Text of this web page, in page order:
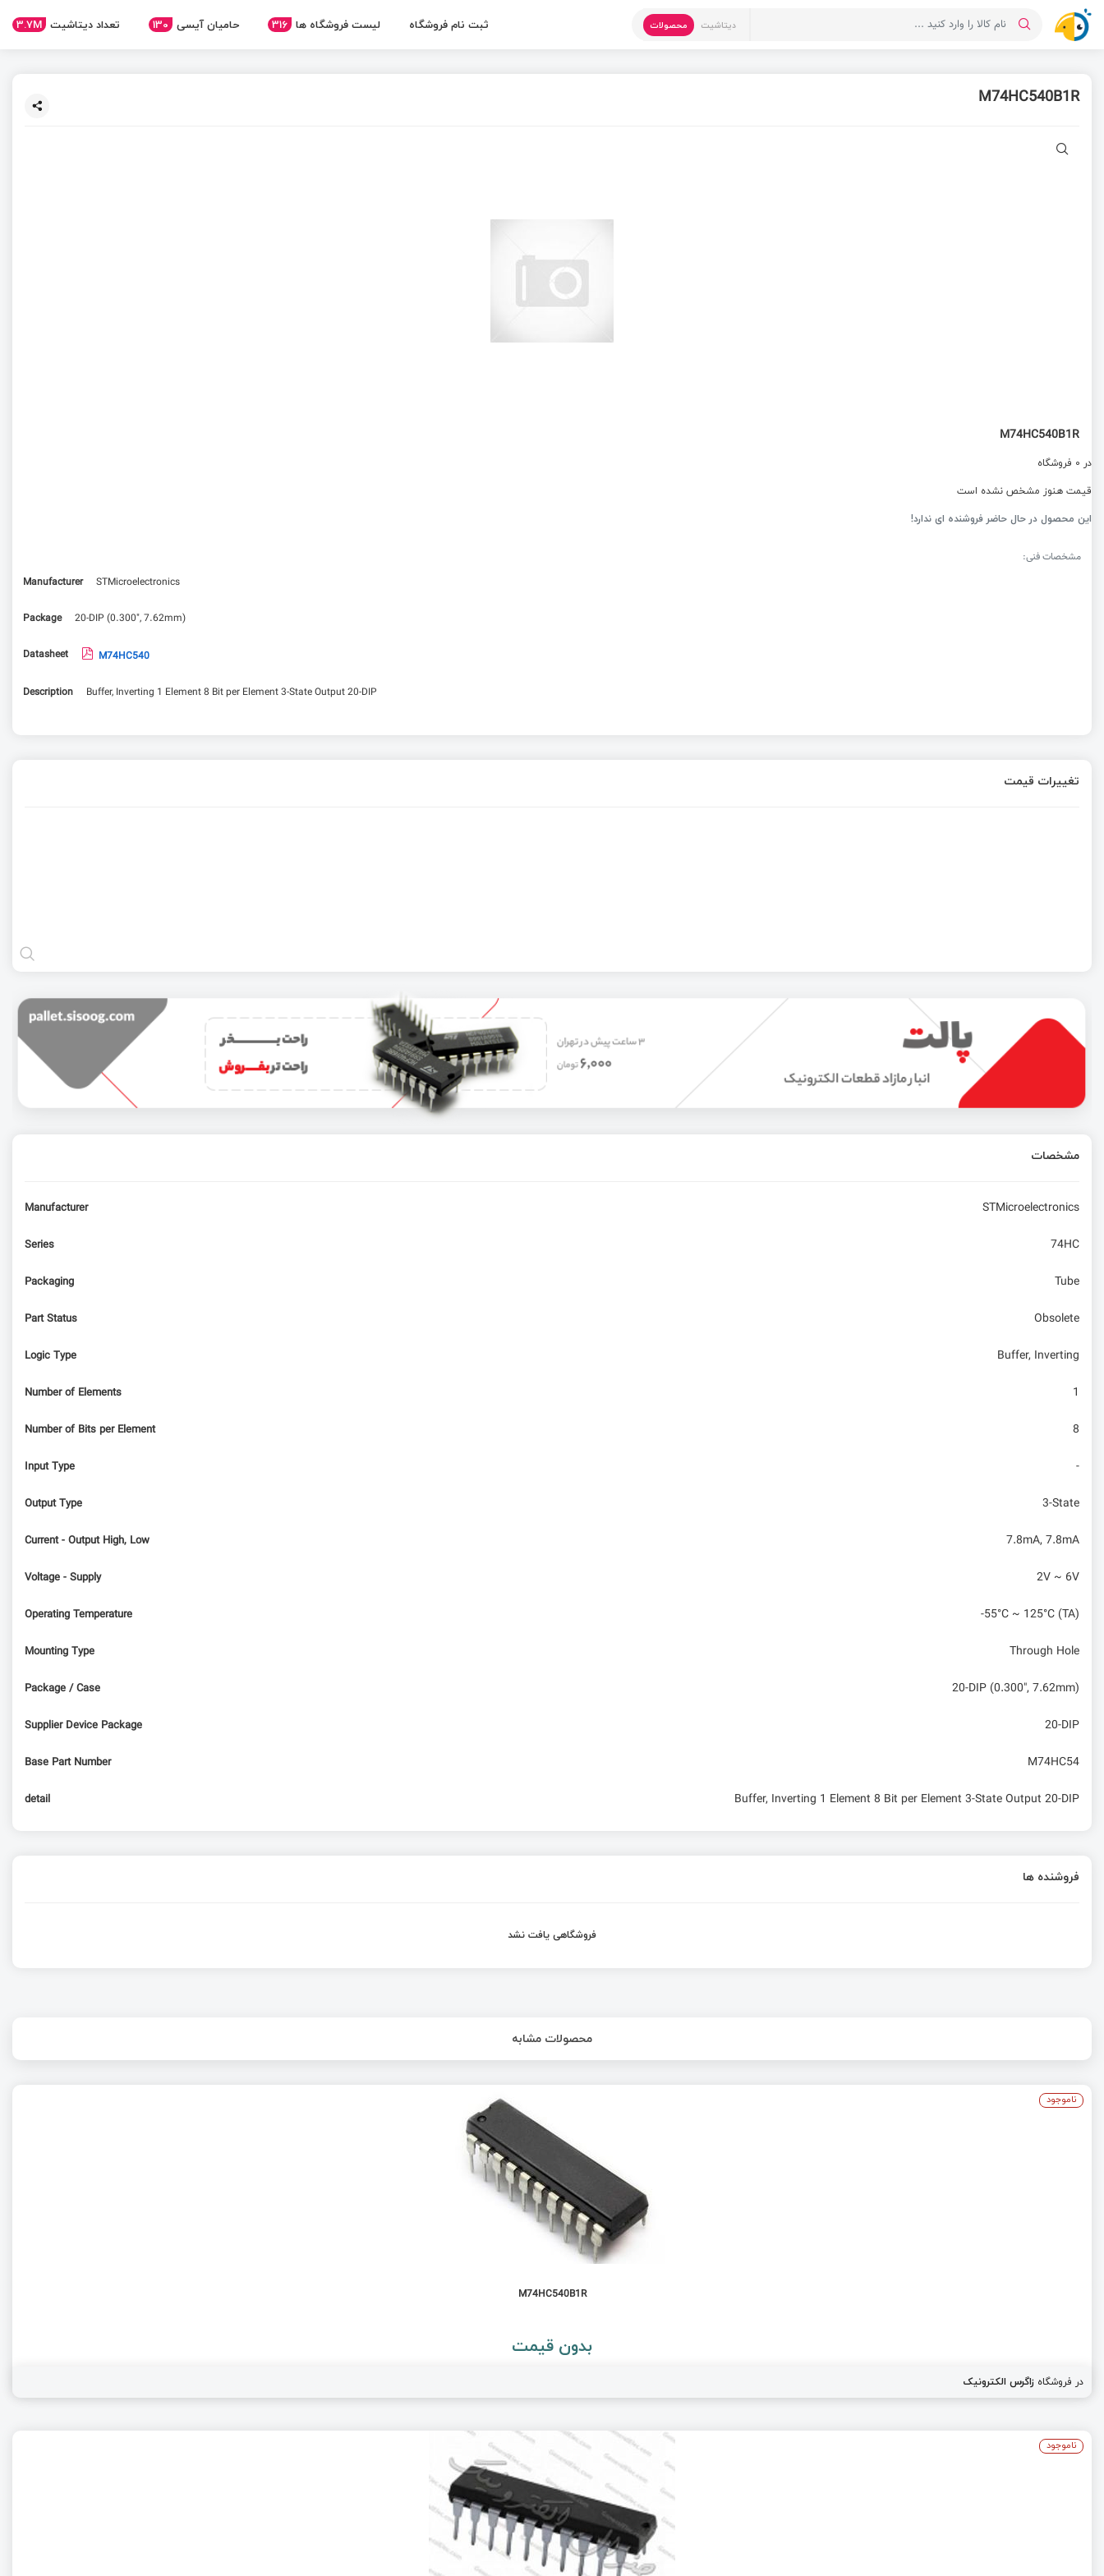
دیتاشیت محصولات ثبت نام فروشگاه لیست فروشگاه ها 316 حامیان آیسی 130 تعداد دیتاشیت 3.7M
M74HC540B1R
M74HC540B1R
در 0 فروشگاه
قیمت هنوز مشخص نشده است
این محصول در حال حاضر فروشنده ای ندارد!
مشخصات فنی:
Manufacturer
STMicroelectronics
Package 20-DIP (0.300", 7.62mm)
Datasheet M74HC540
Description Buffer, Inverting 1 Element 8 Bit per Element 3-State Output 20-DIP
تغییرات قیمت
مشخصات
Manufacturer STMicroelectronics
Series 74HC
Packaging Tube
Part Status Obsolete
Logic Type Buffer, Inverting
Number of Elements 1
Number of Bits per Element 8
Input Type -
Output Type 3-State
Current - Output High, Low 7.8mA, 7.8mA
Voltage - Supply 2V ~ 6V
Operating Temperature -55°C ~ 125°C (TA)
Mounting Type Through Hole
Package / Case 20-DIP (0.300", 7.62mm)
Supplier Device Package 20-DIP
Base Part Number M74HC54
detail Buffer, Inverting 1 Element 8 Bit per Element 3-State Output 20-DIP
فروشنده ها
فروشگاهی یافت نشد
محصولات مشابه
M74HC540B1R
بدون قیمت
در فروشگاه زاگرس الکترونیک
ناموجود
ناموجود